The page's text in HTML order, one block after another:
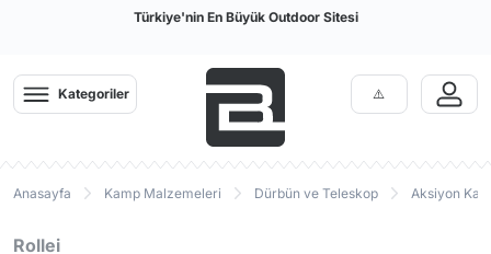
Türkiye'nin En Büyük Outdoor Sitesi
Kategoriler
Anasayfa Kamp Malzemeleri Dürbün ve Teleskop Aksiyon
Rollei